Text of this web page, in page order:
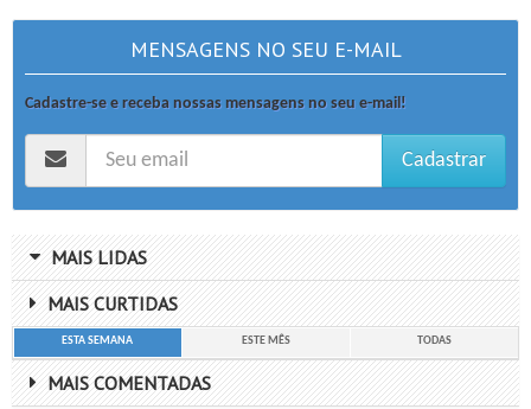
MENSAGENS NO SEU E-MAIL
Cadastre-se e receba nossas mensagens no seu e-mail!
Cadastrar
MAIS LIDAS
MAIS CURTIDAS
ESTA SEMANA ESTE MÊS TODAS
MAIS COMENTADAS